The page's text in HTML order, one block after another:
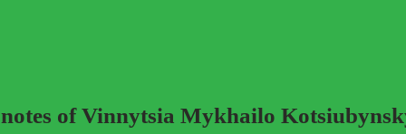
of Vinnytsia Mykhailo